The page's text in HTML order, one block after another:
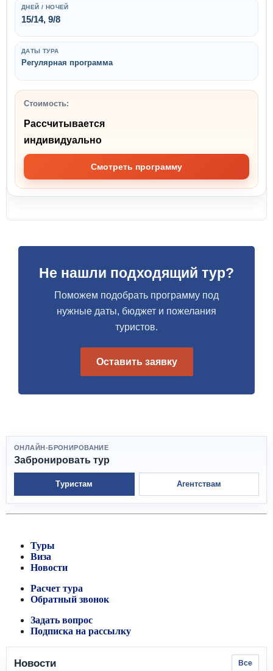
ДНЕЙ / НОЧЕЙ
15/14, 9/8
ДАТЫ ТУРА
Регулярная программа
Стоимость:
Рассчитывается
индивидуально
Смотреть программу
Не нашли подходящий тур?
Поможем подобрать программу под
нужные даты, бюджет и пожелания
туристов.
Оставить заявку
ОНЛАЙН-БРОНИРОВАНИЕ
Забронировать тур
Туристам Агентствам
Туры
Виза
Новости
Расчет тура
Обратный звонок
Задать вопрос
Подписка на рассылку
Новости Все